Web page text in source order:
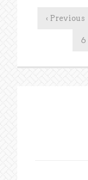
‹ Previous
6